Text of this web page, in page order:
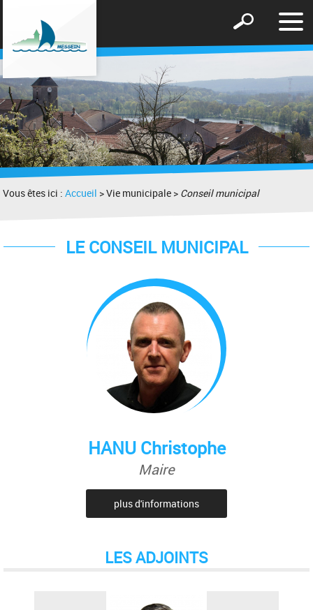
le
Afficher
formulaire
recherche
Vous êtes ici :Accueil > Vie municipale > Conseil municipal
LE CONSEIL MUNICIPAL
HANU Christophe
Maire
plus d'informations
LES ADJOINTS